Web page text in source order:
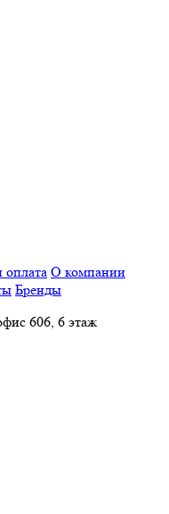
оплата О компании
Бренды
606, 6 этаж